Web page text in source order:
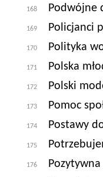
168 Podwójne
169 Policjanci
170 Polityka
171 Polska
172 Polski
173 Pomoc
174 Postawy
175
176